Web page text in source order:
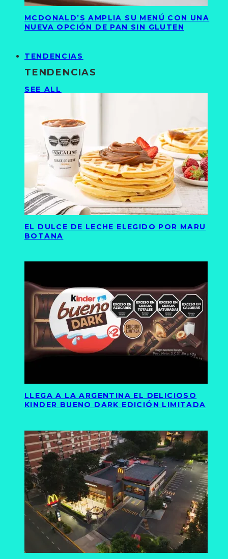
MCDONALD’S AMPLIA SU MENÚ CON UNA
NUEVA OPCIÓN DE PAN SIN GLUTEN
TENDENCIAS
TENDENCIAS
SEE ALL
EL DULCE DE LECHE ELEGIDO POR MARU
BOTANA
LLEGA A LA ARGENTINA EL DELICIOSO
KINDER BUENO DARK EDICIÓN LIMITADA